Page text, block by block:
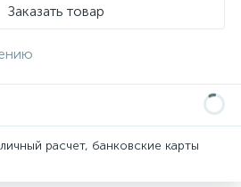
Заказать товар
расчет, банковские карты